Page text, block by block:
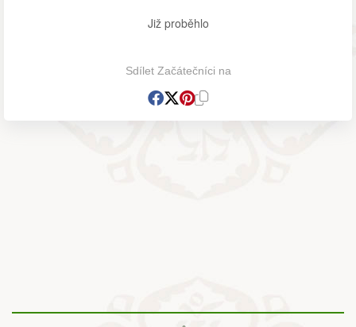
Již proběhlo
Sdílet Začátečníci na